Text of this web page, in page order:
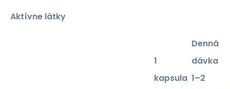
Aktívne látky
1
kapsula
Denná
dávka
1–2